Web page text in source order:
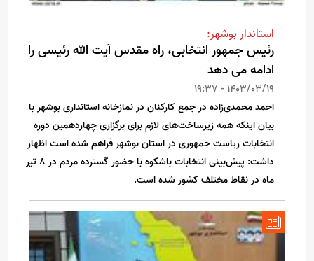
استاندار بوشهر:
رئیس جمهور انتخابی، راه مقدس آیت الله رئیسی را
ادامه می دهد
1403/03/19 - 19:37
احمد محمدی‌‌زاده در جمع کارکنان در نمازخانه استانداری بوشهر با
بیان اینکه همه زیرساخت‌های لازم برای برگزاری چهاردهمین دوره
انتخابات ریاست جمهوری در استان بوشهر فراهم شده است اظهار
داشت: پیش‌بینی انتخابات باشکوه با حضور گسترده مردم در 8 تیر
ماه در نقاط مختلف کشور شده است.